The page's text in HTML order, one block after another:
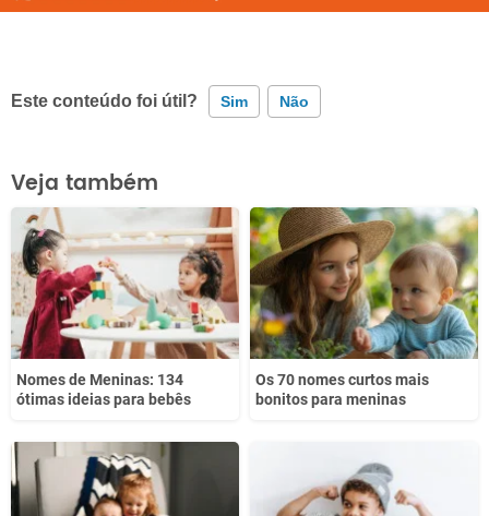
Este conteúdo foi útil? Sim Não
Este conteúdo contém informação incorreta
Este conteúdo não tem a informação que procuro
Outro
Veja também
Nomes de Meninas: 134
ótimas ideias para bebês
Os 70 nomes curtos mais
bonitos para meninas